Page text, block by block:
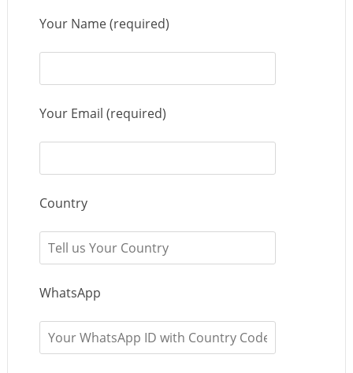
Your Name (required)
Your Email (required)
Country
WhatsApp